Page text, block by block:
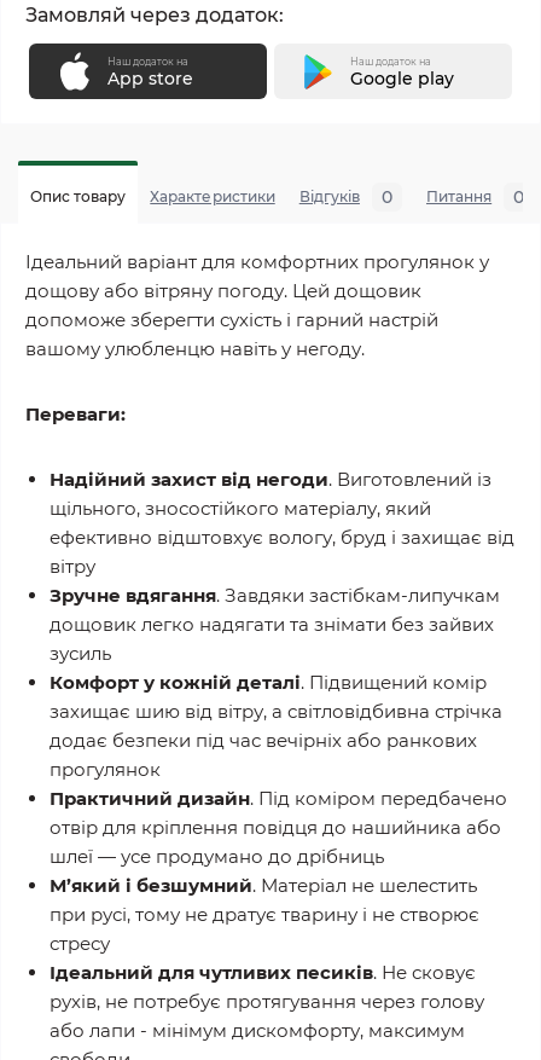
Замовляй через додаток:
Наш додаток на
App store
Наш додаток на
Google play
Опис товару Характеристики Відгуків 0 Питання 0
Ідеальний варіант для комфортних прогулянок у
дощову або вітряну погоду. Цей дощовик
допоможе зберегти сухість і гарний настрій
вашому улюбленцю навіть у негоду.
Переваги:
Надійний захист від негоди. Виготовлений із
щільного, зносостійкого матеріалу, який
ефективно відштовхує вологу, бруд і захищає від
вітру
Зручне вдягання. Завдяки застібкам-липучкам
дощовик легко надягати та знімати без зайвих
зусиль
Комфорт у кожній деталі. Підвищений комір
захищає шию від вітру, а світловідбивна стрічка
додає безпеки під час вечірніх або ранкових
прогулянок
Практичний дизайн. Під коміром передбачено
отвір для кріплення повідця до нашийника або
шлеї — усе продумано до дрібниць
М’який і безшумний. Матеріал не шелестить
при русі, тому не дратує тварину і не створює
стресу
Ідеальний для чутливих песиків. Не сковує
рухів, не потребує протягування через голову
або лапи - мінімум дискомфорту, максимум